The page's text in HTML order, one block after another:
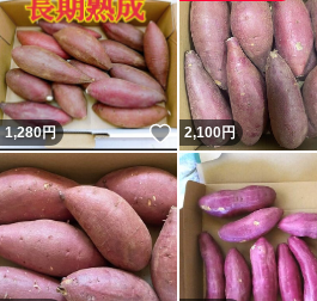
1,280円 いいね！
2,100円